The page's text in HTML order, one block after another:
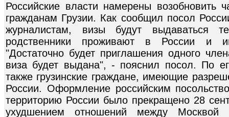
Российские власти намерены возобновить
гражданам Грузии. Как сообщил посол
журналистам, визы будут выдаваться
родственники проживают в России и
"Достаточно будет приглашения одного
виза будет выдана", - пояснил посол. По
также грузинские граждане, имеющие
России. Оформление российским
территорию России было прекращено 28
ухудшением отношений между Москвой